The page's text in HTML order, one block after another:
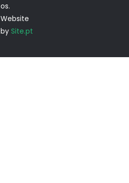
os.
Website
bySite.pt